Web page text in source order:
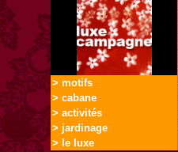
> motifs
> cabane
> activités
> jardinage
> le luxe